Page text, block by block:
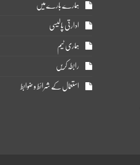
ہمارے بارے میں
ادارتی پالیسی
ہماری ٹیم
رابطہ کریں
استعمال کے شرائط و ضوابط